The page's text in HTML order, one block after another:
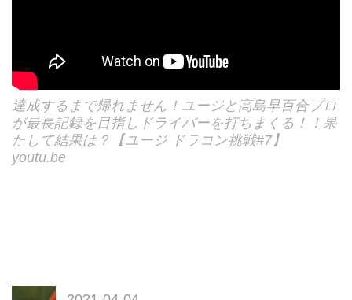
達成するまで帰れません！ユージと高島早百合プロ
が最長記録を目指しドライバーを打ちまくる！！果
たして結果は？【ユージ ドラコン挑戦#7】
youtu.be